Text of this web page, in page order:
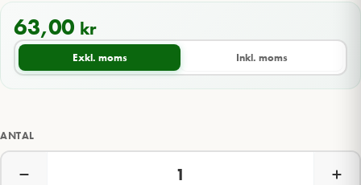
63,00 kr
Exkl. moms Inkl. moms
ANTAL